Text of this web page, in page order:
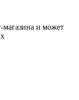
магазина и может